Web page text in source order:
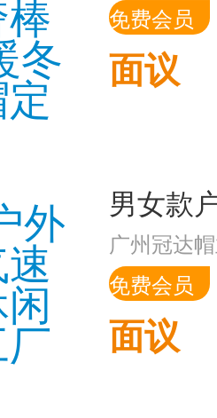
免费会员
面议
广州冠达
免费会员
面议